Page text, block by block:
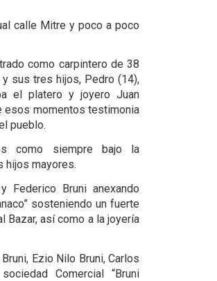
calle Mitre y poco a poco
como carpintero de 38
sus tres hijos, Pedro (14),
el platero y joyero Juan
esos momentos testimonia
pueblo.
como siempre bajo la
hijos mayores.
Federico Bruni anexando
sosteniendo un fuerte
Bazar, así como a la joyería
Ezio Nilo Bruni, Carlos
Comercial “Bruni